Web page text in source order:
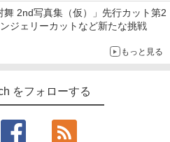
舞 2nd写真集（仮）」先行カット第2
ジェリーカットなど新たな挑戦
もっと見る
をフォローする